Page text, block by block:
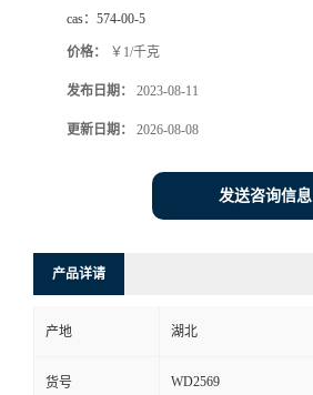
cas： 574-00-5
价格： ￥1/千克
发布日期： 2023-08-11
更新日期： 2026-08-08
发送咨询信息
产品详请
产地 湖北
货号 WD2569